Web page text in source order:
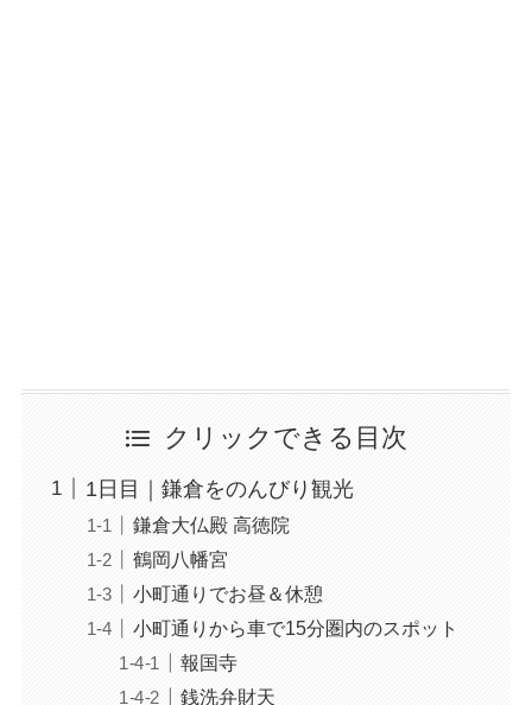
クリックできる目次
1日目｜鎌倉をのんびり観光
鎌倉大仏殿 高徳院
鶴岡八幡宮
小町通りでお昼＆休憩
小町通りから車で15分圏内のスポット
報国寺
銭洗弁財天